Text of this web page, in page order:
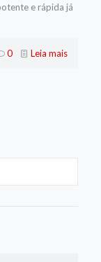
e rápida já
0 Leia mais